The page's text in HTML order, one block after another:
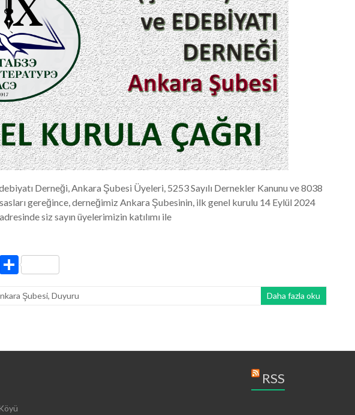
Derneği, Ankara Şubesi Üyeleri, 5253 Sayılı Dernekler Kanunu ve 8038
gereğince, derneğimiz Ankara Şubesinin, ilk genel kurulu 14 Eylül 2024
siz sayın üyelerimizin katılımı ile
M S
ar
Şubesi, Duyuru Daha fazla oku
RSS